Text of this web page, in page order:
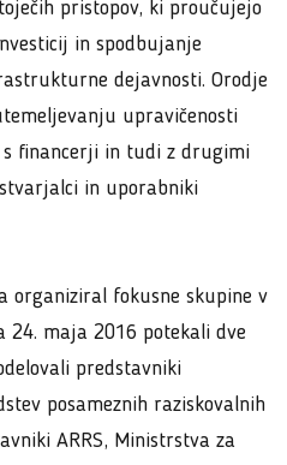
pristopov, ki proučujejo
in spodbujanje
dejavnosti. Orodje
upravičenosti
financerji in tudi z drugimi
in uporabniki
organiziral fokusne skupine v
24. maja 2016 potekali dve
predstavniki
posameznih raziskovalnih
ARRS, Ministrstva za